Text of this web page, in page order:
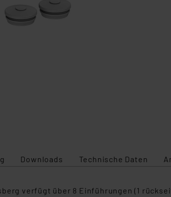
Downloads Technische Daten
verfügt über 8 Einführungen (1